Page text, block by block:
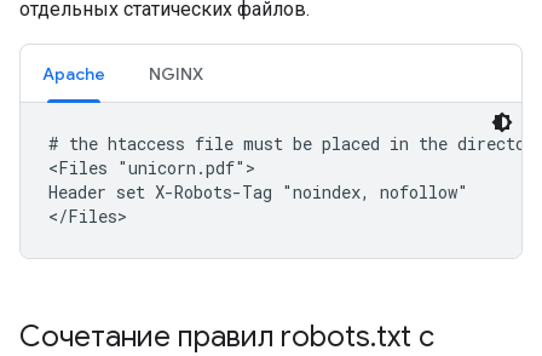
отдельных статических файлов.
Apache NGINX
# the htaccess file must be placed in the
<Files "unicorn.pdf">
Header set X-Robots-Tag "noindex, nofollow"
</Files>
Сочетание правил robots.txt с